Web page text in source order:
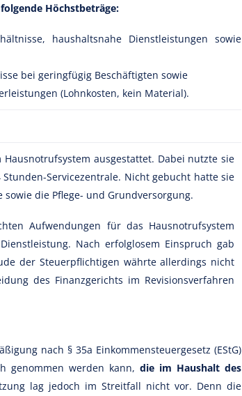
folgende Höchstbeträge:
haushaltsnahe Dienstleistungen sowie
bei geringfügig Beschäftigten sowie
(Lohnkosten, kein Material).
ausgestattet. Dabei nutzte sie
Servicezentrale. Nicht gebucht hatte sie
die Pflege- und Grundversorgung.
Aufwendungen für das Hausnotrufsystem
Nach erfolglosem Einspruch gab
der Steuerpflichtigen währte allerdings nicht
des Finanzgerichts im Revisionsverfahren
nach § 35a Einkommensteuergesetz (EStG)
genommen werden kann, die im Haushalt des
lag jedoch im Streitfall nicht vor. Denn die